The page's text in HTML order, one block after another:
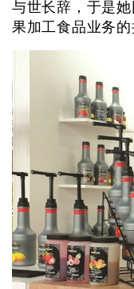
与世长辞，于是
果加工食品业务的